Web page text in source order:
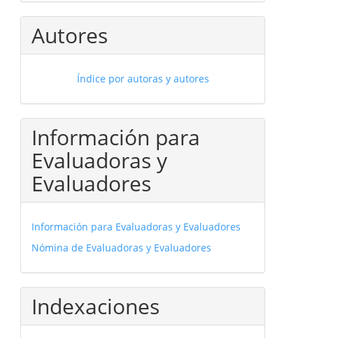
Autores
Índice por autoras y autores
Información para
Evaluadoras y
Evaluadores
Información para Evaluadoras y Evaluadores
Nómina de Evaluadoras y Evaluadores
Indexaciones